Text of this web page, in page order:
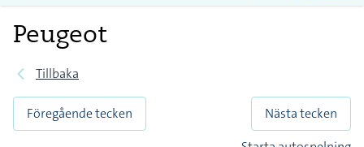
Peugeot
Tillbaka
Föregående tecken
Nästa tecken